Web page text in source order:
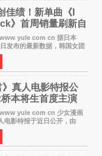
佳绩！新单曲《I
》首周销量刷新自
yule com cn 据日本
发布的最新数据，韩国女团
二张单曲《I Got Your
71,009张，成功跻身最新一
》真人电影特报公
本将生首度主演
com cn 少女漫画
电影特报于近日公开，由
担任主演，这也是他首次
发高度关注。 女高中生咲